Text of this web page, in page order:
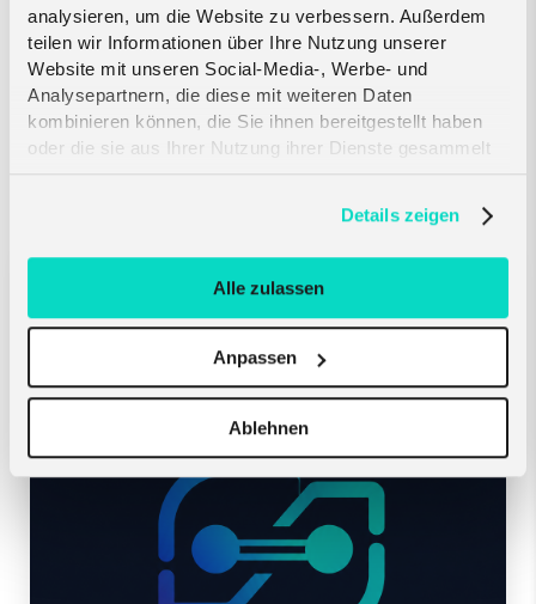
analysieren, um die Website zu verbessern. Außerdem
teilen wir Informationen über Ihre Nutzung unserer
Website mit unseren Social-Media-, Werbe- und
Analysepartnern, die diese mit weiteren Daten
kombinieren können, die Sie ihnen bereitgestellt haben
oder die sie aus Ihrer Nutzung ihrer Dienste gesammelt
Details zeigen
Alle zulassen
Anpassen
Ablehnen
Ähnliche Artikel
Crout und Telefónica
Deutschland bringen mehr
Resilienz in die kritische IoT-
Konnektivität -...